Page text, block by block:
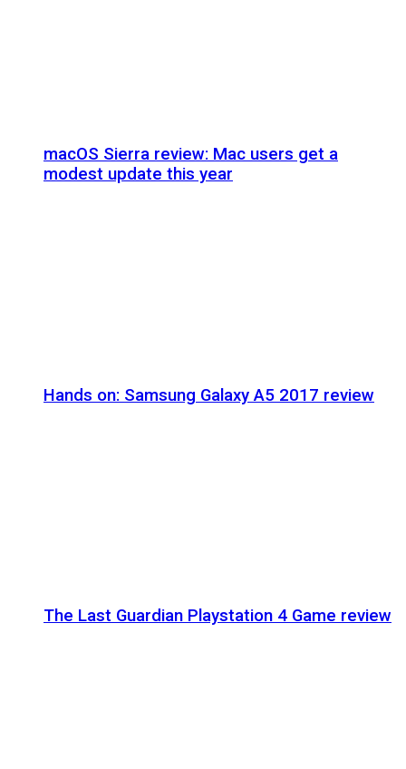
macOS Sierra review: Mac users get a
modest update this year
Hands on: Samsung Galaxy A5 2017 review
The Last Guardian Playstation 4 Game review